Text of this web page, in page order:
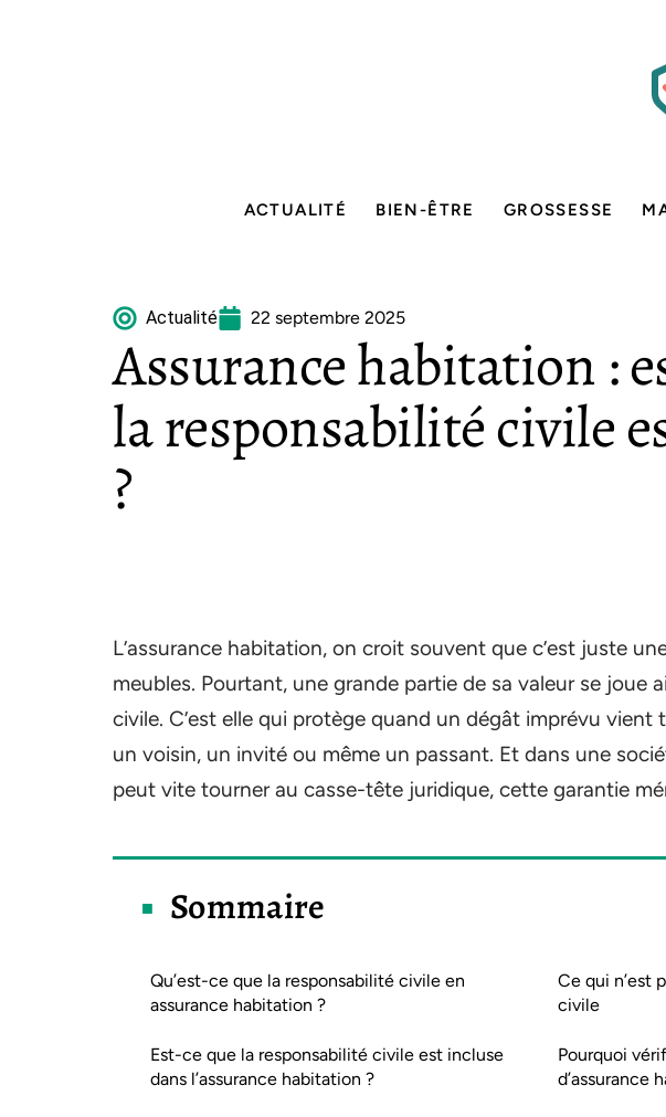
ACTUALITÉ BIEN-ÊTRE GROSSESSE
Actualité 22 septembre 2025
Assurance habitation :
la responsabilité civile
?
L’assurance habitation, on croit souvent que c’est juste
meubles. Pourtant, une grande partie de sa valeur se joue
civile. C’est elle qui protège quand un dégât imprévu vient
un voisin, un invité ou même un passant. Et dans une
peut vite tourner au casse-tête juridique, cette garantie
Sommaire
Qu’est-ce que la responsabilité civile en
assurance habitation ?
Est-ce que la responsabilité civile est incluse
dans l’assurance habitation ?
Ce qui n’est
civile
Pourquoi
d’assurance